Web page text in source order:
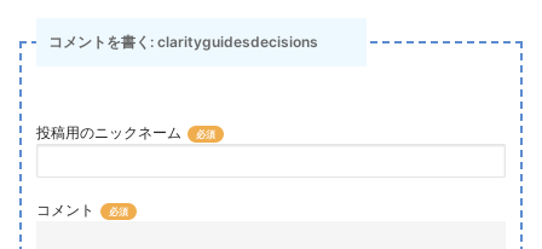
コメントを書く: clarityguidesdecisions
投稿用のニックネーム
コメント